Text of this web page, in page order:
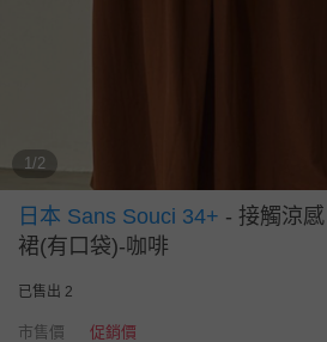
1/2
日本 Sans Souci 34+ - 接觸涼
裙(有口袋)-咖啡
已售出 2
市售價 促銷價